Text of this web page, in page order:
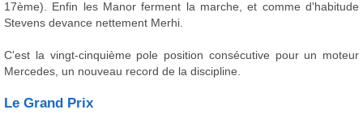
17ème). Enfin les Manor ferment la marche, et comme d'habitude
Stevens devance nettement Merhi.
C'est la vingt-cinquième pole position consécutive pour un moteur
Mercedes, un nouveau record de la discipline.
Le Grand Prix